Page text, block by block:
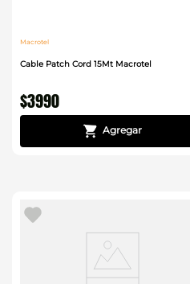
Macrotel
Cable Patch Cord 15Mt Macrotel
$3990